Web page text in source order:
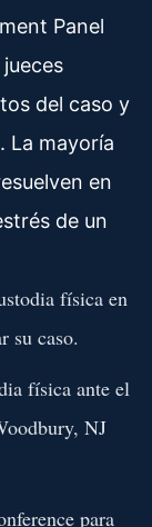
Panel
del caso y
La mayoría
en
de un
física en
su caso.
física ante el
NJ
para